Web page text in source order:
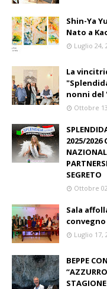
Shin-Ya
Nato a
Luglio 24,
La
nonni del
Ottobre
2025/2026
SEGRETO
Ottobre
Sala
Luglio 17,
BEPPE
STAGIONE